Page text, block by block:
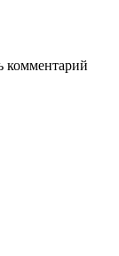
комментарий